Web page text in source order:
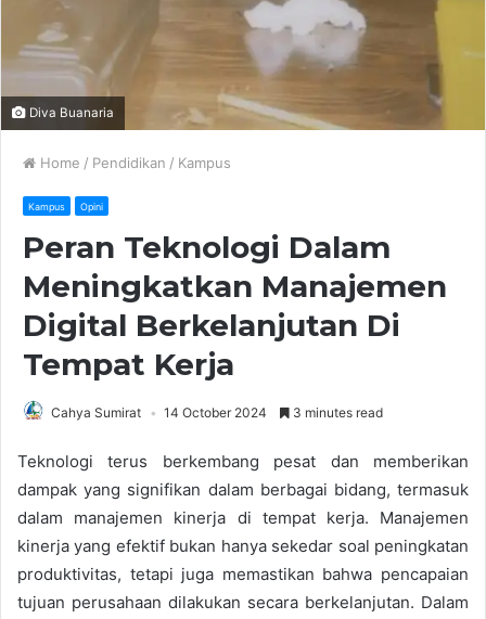
Diva Buanaria
Home / Pendidikan / Kampus
Kampus Opini
Peran Teknologi Dalam
Meningkatkan Manajemen
Digital Berkelanjutan Di
Tempat Kerja
Cahya Sumirat 14 October 2024 3 minutes read
Teknologi terus berkembang pesat dan memberikan
dampak yang signifikan dalam berbagai bidang, termasuk
dalam manajemen kinerja di tempat kerja. Manajemen
kinerja yang efektif bukan hanya sekedar soal peningkatan
produktivitas, tetapi juga memastikan bahwa pencapaian
tujuan perusahaan dilakukan secara berkelanjutan. Dalam